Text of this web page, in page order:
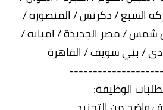
السبع / دكرنس / المنصوره /
شمس / مصر الجديدة / امبابه /
/ بني سويف / القاهرة
الوظيفة: